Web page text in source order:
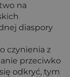
na
diaspory
czynienia z
przeciwko
odkryć, tym